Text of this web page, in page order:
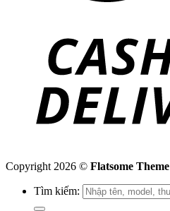
Copyright 2026 © Flatsome Theme
Tìm kiếm: